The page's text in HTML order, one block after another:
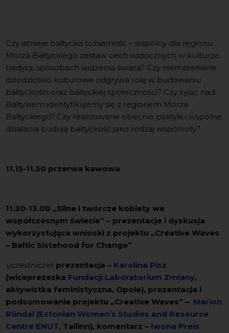
Czy istnieje bałtycka tożsamość – wspólny dla regionu
Morza Bałtyckiego zestaw cech widocznych w kulturze,
tradycji, sposobach widzenia świata? Czy niematerialne
dziedzictwo kulturowe odgrywa rolę w budowaniu
bałtyckości oraz bałtyckiej społeczności? Czy żyjąc nad
Bałtykiem identyfikujemy się z regionem Morza
Bałtyckiego? Czy realizowane obecnie polityki i wspólne
działania budują bałtyckość jako rodzaj wspólnoty?
11.15-11.30 przerwa kawowa
11.30-13.00 „Silne i twórcze kobiety we
współczesnym świecie” – prezentacje i dyskusja
wykorzystująca wnioski z projektu „Creative Waves
– Baltic Sistehood for Change”
uczestniczki: prezentacja – Karolina Pisz
(wiceprezeska Fundacji Laboratorium Zmiany,
aktywistka feministyczna, Opole), prezentacja i
podsumowanie projektu „Creative Waves” – Marion
Ründal (Estonian Women’s Studies and Resource
Centre ENUT, Tallinn), komentarz – Iwona Preis